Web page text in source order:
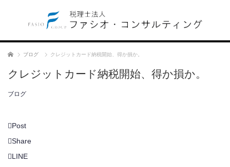
ホーム ブログ クレジットカード納税開始、得か損か。
クレジットカード納税開始、得か損か。
ブログ
Post
Share
LINE